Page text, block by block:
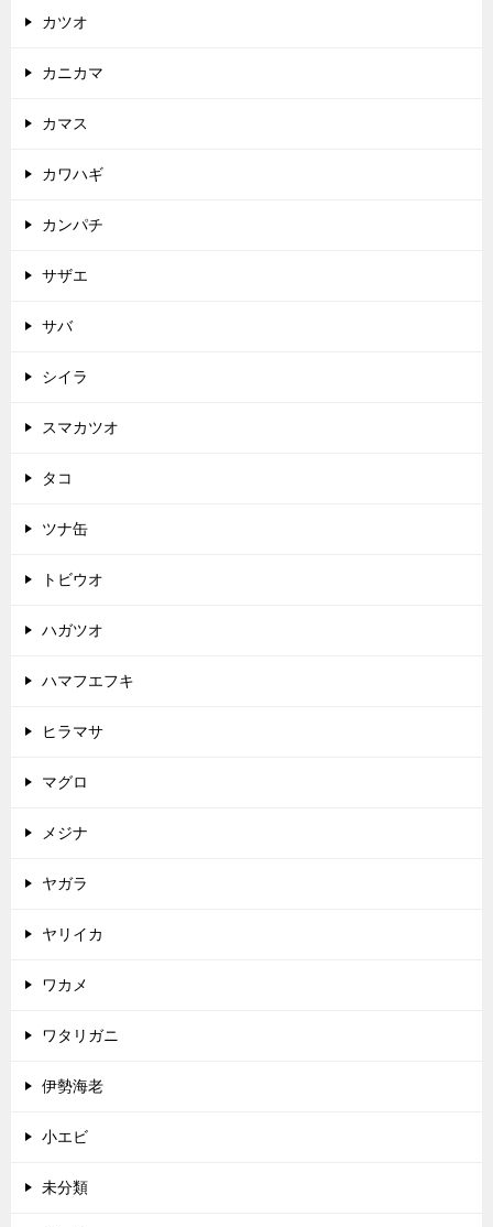
カツオ
カニカマ
カマス
カワハギ
カンパチ
サザエ
サバ
シイラ
スマカツオ
タコ
ツナ缶
トビウオ
ハガツオ
ハマフエフキ
ヒラマサ
マグロ
メジナ
ヤガラ
ヤリイカ
ワカメ
ワタリガニ
伊勢海老
小エビ
未分類